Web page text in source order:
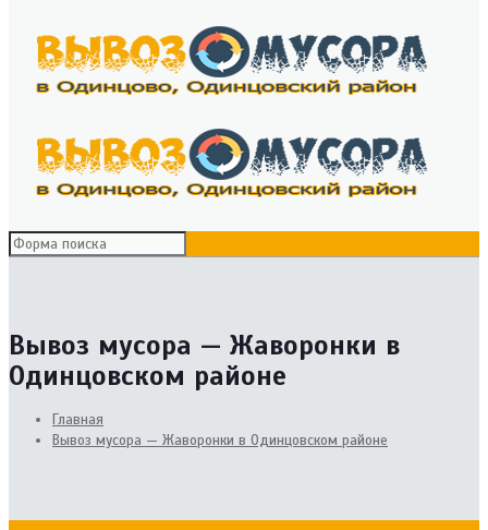
Вывоз мусора — Жаворонки в
Одинцовском районе
Главная
Вывоз мусора — Жаворонки в Одинцовском районе